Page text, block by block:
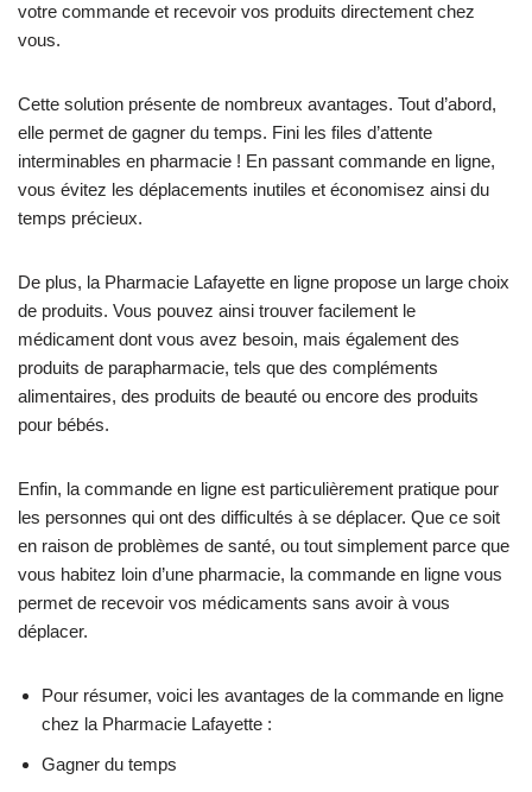
votre commande et recevoir vos produits directement chez
vous.
Cette solution présente de nombreux avantages. Tout d’abord,
elle permet de gagner du temps. Fini les files d’attente
interminables en pharmacie ! En passant commande en ligne,
vous évitez les déplacements inutiles et économisez ainsi du
temps précieux.
De plus, la Pharmacie Lafayette en ligne propose un large choix
de produits. Vous pouvez ainsi trouver facilement le
médicament dont vous avez besoin, mais également des
produits de parapharmacie, tels que des compléments
alimentaires, des produits de beauté ou encore des produits
pour bébés.
Enfin, la commande en ligne est particulièrement pratique pour
les personnes qui ont des difficultés à se déplacer. Que ce soit
en raison de problèmes de santé, ou tout simplement parce que
vous habitez loin d’une pharmacie, la commande en ligne vous
permet de recevoir vos médicaments sans avoir à vous
déplacer.
Pour résumer, voici les avantages de la commande en ligne
chez la Pharmacie Lafayette :
Gagner du temps